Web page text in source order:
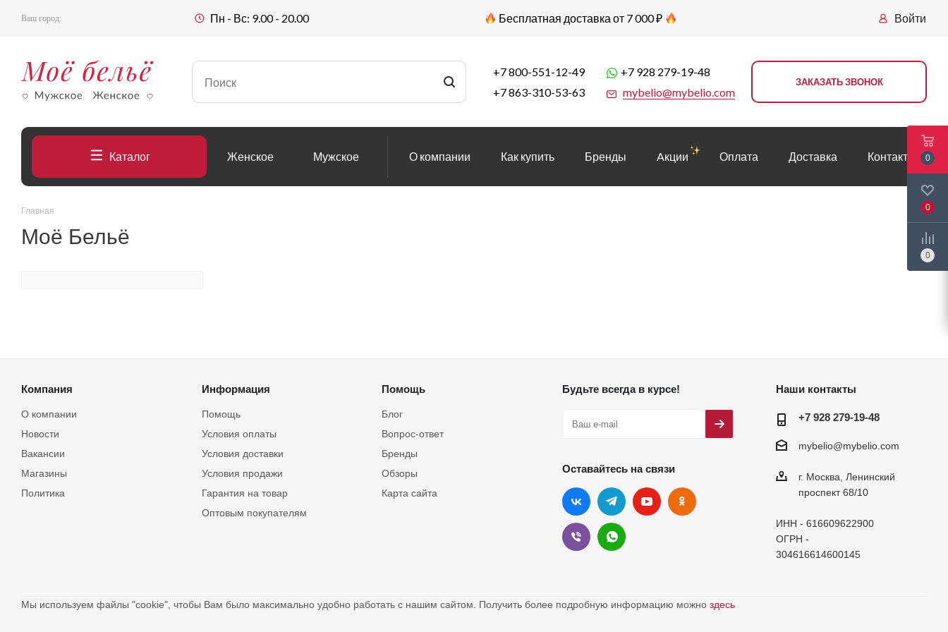
Ваш город: Пн - Вс: 9.00 - 20.00 Бесплатная доставка от 7 000 ₽ Войти
+7 800-551-12-49
+7 863-310-53-63
+7 928 279-19-48
mybelio@mybelio.com
ЗАКАЗАТЬ ЗВОНОК
Каталог Женское Мужское О компании Как купить Бренды Aкции Оплата Доставка Контакты
Главная
Моё Бельё
Компания
О компании
Новости
Вакансии
Магазины
Политика
Информация
Помощь
Условия оплаты
Условия доставки
Условия продажи
Гарантия на товар
Оптовым покупателям
Помощь
Блог
Вопрос-ответ
Бренды
Обзоры
Карта сайта
Будьте всегда в курсе!
Оставайтесь на связи
Наши контакты
+7 928 279-19-48
mybelio@mybelio.com
г. Москва, Ленинский
проспект 68/10
ИНН - 616609622900
ОГРН -
304616614600145
Мы используем файлы "cookie", чтобы Вам было максимально удобно работать с нашим сайтом. Получить более подробную информацию можно здесь
0
0
0